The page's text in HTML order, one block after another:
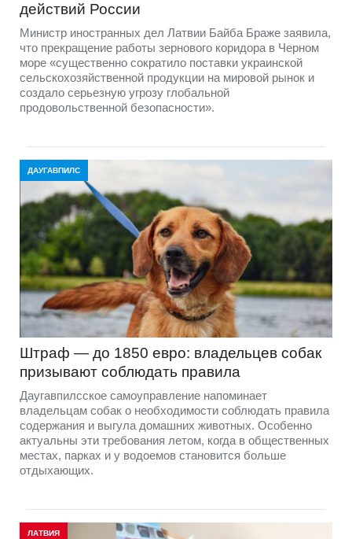
действий России
Министр иностранных дел Латвии Байба Браже заявила,
что прекращение работы зернового коридора в Черном
море «существенно сократило поставки украинской
сельскохозяйственной продукции на мировой рынок и
создало серьезную угрозу глобальной
продовольственной безопасности».
ДАУГАВПИЛС
Штраф — до 1850 евро: владельцев собак
призывают соблюдать правила
Даугавпилсское самоуправление напоминает
владельцам собак о необходимости соблюдать правила
содержания и выгула домашних животных. Особенно
актуальны эти требования летом, когда в общественных
местах, парках и у водоемов становится больше
отдыхающих.
ЛАТВИЯ